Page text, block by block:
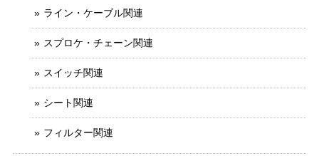
ライン・ケーブル関連
スプロケ・チェーン関連
スイッチ関連
シート関連
フィルター関連